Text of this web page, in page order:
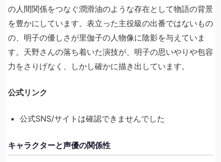
の人間関係をつなぐ潤滑油のような存在として物語の背景
を豊かにしています。表立った主役級の出番ではないもの
の、明子の優しさが里伽子の人物像に陰影を与えていま
す。天野さんの落ち着いた演技が、明子の思いやりや包容
力をさりげなく、しかし確かに描き出しています。
公式リンク
公式SNS/サイトは確認できませんでした
キャラクターと声優の関係性